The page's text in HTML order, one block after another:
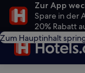
Zur App
Spare in der
20% Rabatt
Zum Hauptinhalt